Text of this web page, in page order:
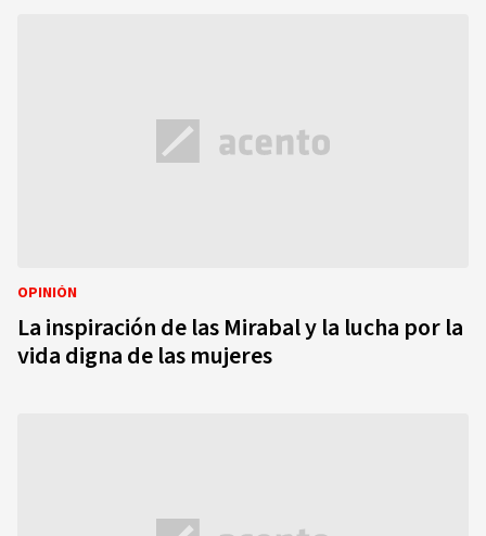
OPINIÓN
La inspiración de las Mirabal y la lucha por la
vida digna de las mujeres